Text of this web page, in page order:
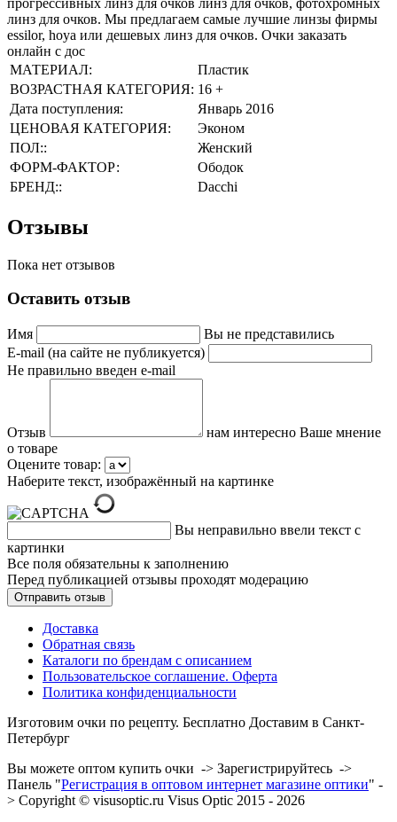
линз для очков. Мы предлагаем самые лучшие линзы фирмы
essilor, hoya или дешевых линз для очков. Очки заказать
онлайн с дос
МАТЕРИАЛ:
Пластик
ВОЗРАСТНАЯ КАТЕГОРИЯ: 16 +
Дата поступления:
Январь 2016
ЦЕНОВАЯ КАТЕГОРИЯ:
Эконом
ПОЛ::
Женский
ФОРМ-ФАКТОР:
Ободок
БРЕНД::
Dacchi
Отзывы
Пока нет отзывов
Оставить отзыв
Имя
Вы не представились
E-mail (на сайте не публикуется)
Не правильно введен e-mail
Отзыв
нам интересно Ваше мнение
о товаре
Оцените товар:
Наберите текст, изображённый на картинке
Вы неправильно ввели текст с
картинки
Все поля обязательны к заполнению
Перед публикацией отзывы проходят модерацию
Доставка
Обратная связь
Каталоги по брендам с описанием
Пользовательское соглашение. Оферта
Политика конфиденциальности
Изготовим очки по рецепту. Бесплатно Доставим в Санкт-
Петербург
Вы можете оптом купить очки -> Зарегистрируйтесь ->
Панель "Регистрация в оптовом интернет магазине оптики" -
> Copyright © visusoptic.ru Visus Optic 2015 - 2026